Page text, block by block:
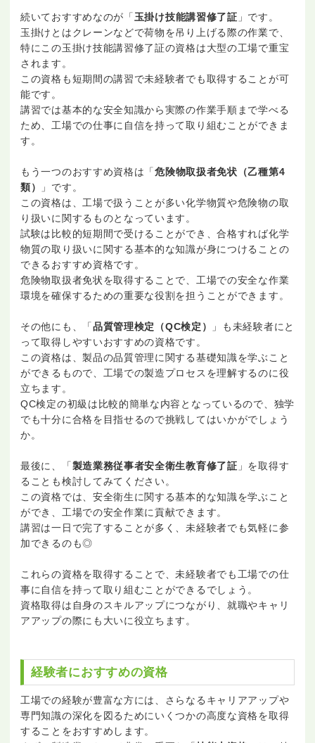
続いておすすめなのが「 玉掛け技能講習修了証 」です。
玉掛けとはクレーンなどで荷物を吊り上げる際の作業で、
特にこの玉掛け技能講習修了証の資格は大型の工場で重宝
されます。
この資格も短期間の講習で未経験者でも取得することが可
能です。
講習では基本的な安全知識から実際の作業手順まで学べる
ため、工場での仕事に自信を持って取り組むことができま
す。
もう一つのおすすめ資格は「危険物取扱者免状（乙種第4
類）
」です。
この資格は、工場で扱うことが多い化学物質や危険物の取
り扱いに関するものとなっています。
試験は比較的短期間で受けることができ、合格すれば化学
物質の取り扱いに関する基本的な知識が身につけることの
できるおすすめ資格です。
危険物取扱者免状を取得することで、工場での安全な作業
環境を確保するための重要な役割を担うことができます。
その他にも、「品質管理検定（QC検定）
」も未経験者にと
って取得しやすいおすすめの資格です。
この資格は、製品の品質管理に関する基礎知識を学ぶこと
ができるもので、工場での製造プロセスを理解するのに役
立ちます。
QC検定の初級は比較的簡単な内容となっているので、独学
でも十分に合格を目指せるので挑戦してはいかがでしょう
か。
最後に、「製造業務従事者安全衛生教育修了証 」を取得す
ることも検討してみてください。
この資格では、安全衛生に関する基本的な知識を学ぶこと
ができ、工場での安全作業に貢献できます。
講習は一日で完了することが多く、未経験者でも気軽に参
加できるのも◎
これらの資格を取得することで、未経験者でも工場での仕
事に自信を持って取り組むことができるでしょう。
資格取得は自身のスキルアップにつながり、就職やキャリ
アアップの際にも大いに役立ちます。
経験者におすすめの資格
工場での経験が豊富な方には、さらなるキャリアアップや
専門知識の深化を図るためにいくつかの高度な資格を取得
することをおすすめします。